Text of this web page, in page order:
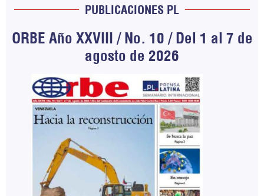
PUBLICACIONES PL
ORBE Año XXVIII / No. 10 / Del 1 al 7 de
agosto de 2026